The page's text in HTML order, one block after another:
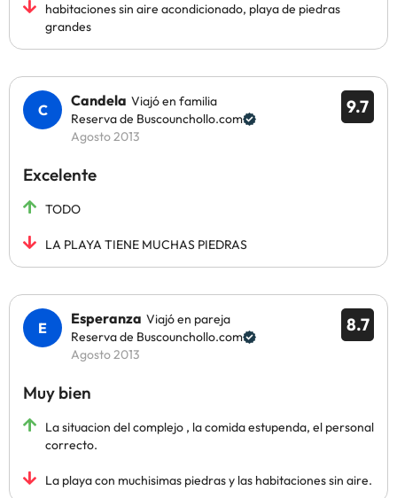
habitaciones sin aire acondicionado, playa de piedras
grandes
9.7
Candela Viajó en familia
Reserva de Buscounchollo.com
Agosto 2013
Excelente
TODO
LA PLAYA TIENE MUCHAS PIEDRAS
8.7
Esperanza Viajó en pareja
Reserva de Buscounchollo.com
Agosto 2013
Muy bien
La situacion del complejo , la comida estupenda, el personal
correcto.
La playa con muchisimas piedras y las habitaciones sin aire.